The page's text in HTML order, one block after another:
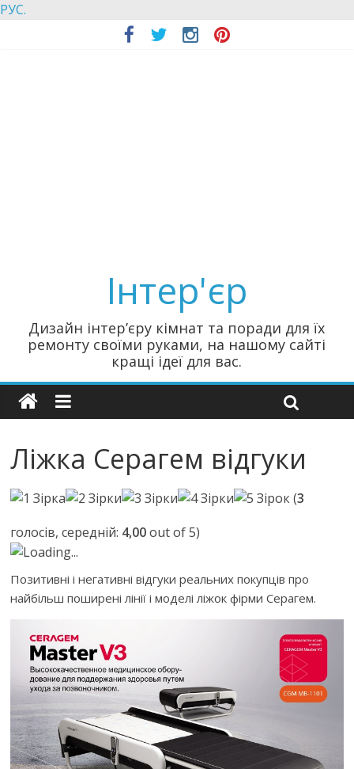
РУС.
Інтер'єр
Дизайн інтер’єру кімнат та поради для їх
ремонту своїми руками, на нашому сайті
кращі ідеї для вас.
Ліжка Серагем відгуки
(3
голосів, середній: 4,00out of 5)
Loading...
Позитивні і негативні відгуки реальних покупців про
найбільш поширені лінії і моделі ліжок фірми Серагем.